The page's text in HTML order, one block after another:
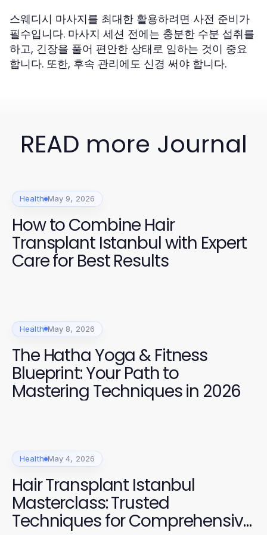
스웨디시 마사지를 최대한 활용하려면 사전 준비가
필수입니다. 마사지 세션 전에는 충분한 수분 섭취를
하고, 긴장을 풀어 편안한 상태로 임하는 것이 중요
합니다. 또한, 후속 관리에도 신경 써야 합니다.
READ more Journal
Health May 9, 2026
How to Combine Hair
Transplant Istanbul with Expert
Care for Best Results
Health May 8, 2026
The Hatha Yoga & Fitness
Blueprint: Your Path to
Mastering Techniques in 2026
Health May 4, 2026
Hair Transplant Istanbul
Masterclass: Trusted
Techniques for Comprehensive